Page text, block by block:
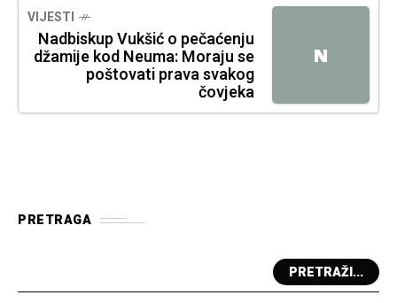
N
VIJESTI
Nadbiskup Vukšić o pečaćenju
džamije kod Neuma: Moraju se
poštovati prava svakog
čovjeka
PRETRAGA
PRETRAŽI...